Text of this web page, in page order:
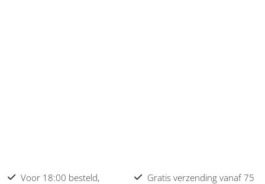
Voor 18:00 besteld,
Gratis verzending vanaf 75